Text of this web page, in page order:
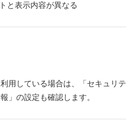
と表示内容が異なる
用している場合は、「セキュリテ
」の設定も確認します。